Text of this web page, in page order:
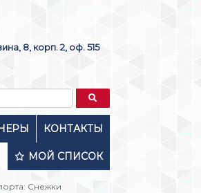
8, корп. 2, оф. 515
КОНТАКТЫ
МОЙ СПИСОК
Снежки